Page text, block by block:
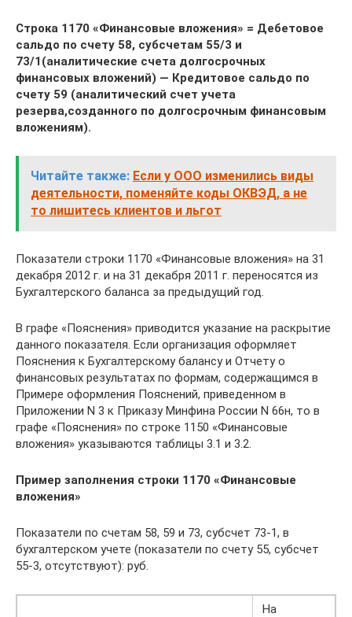
Строка 1170 «Финансовые вложения» = Дебетовое
сальдо по счету 58, субсчетам 55/3 и
73/1(аналитические счета долгосрочных
финансовых вложений) — Кредитовое сальдо по
счету 59 (аналитический счет учета
резерва,созданного по долгосрочным финансовым
вложениям).
Читайте также: Если у ООО изменились виды
деятельности, поменяйте коды ОКВЭД, а не
то лишитесь клиентов и льгот
Показатели строки 1170 «Финансовые вложения» на 31
декабря 2012 г. и на 31 декабря 2011 г. переносятся из
Бухгалтерского баланса за предыдущий год.
В графе «Пояснения» приводится указание на раскрытие
данного показателя. Если организация оформляет
Пояснения к Бухгалтерскому балансу и Отчету о
финансовых результатах по формам, содержащимся в
Примере оформления Пояснений, приведенном в
Приложении N 3 к Приказу Минфина России N 66н, то в
графе «Пояснения» по строке 1150 «Финансовые
вложения» указываются таблицы 3.1 и 3.2.
Пример заполнения строки 1170 «Финансовые
вложения»
Показатели по счетам 58, 59 и 73, субсчет 73-1, в
бухгалтерском учете (показатели по счету 55, субсчет
55-3, отсутствуют): руб.
На